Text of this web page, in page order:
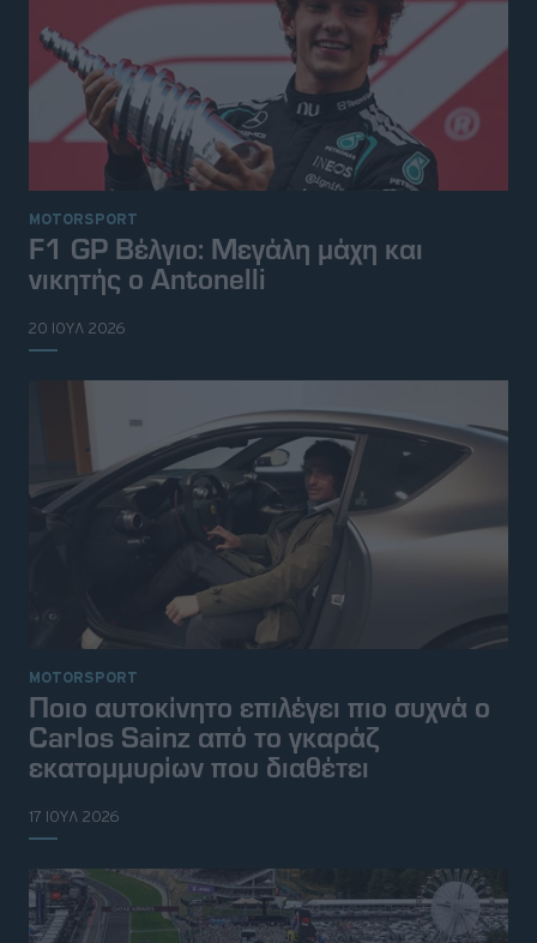
MOTORSPORT
F1 GP Βέλγιο: Μεγάλη μάχη και
νικητής ο Antonelli
20 ΙΟΥΛ 2026
MOTORSPORT
Ποιο αυτοκίνητο επιλέγει πιο συχνά ο
Carlos Sainz από το γκαράζ
εκατομμυρίων που διαθέτει
17 ΙΟΥΛ 2026